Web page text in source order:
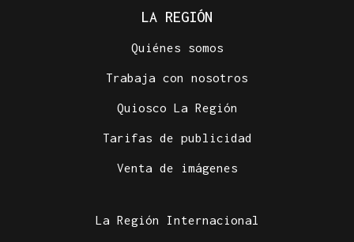
LA REGIÓN
Quiénes somos
Trabaja con nosotros
Quiosco La Región
Tarifas de publicidad
Venta de imágenes
La Región Internacional